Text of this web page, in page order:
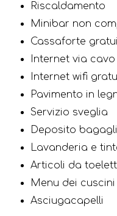
Riscaldamento
Minibar non
Cassaforte
Internet via
Internet wifi
Pavimento in
Servizio sveglia
Deposito
Lavanderia e
Articoli da
Menu dei cuscini
Asciugacapelli